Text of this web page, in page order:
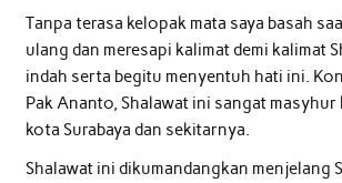
Tanpa terasa kelopak mata saya basah
ulang dan meresapi kalimat demi kalimat
indah serta begitu menyentuh hati ini.
Pak Ananto, Shalawat ini sangat
kota Surabaya dan sekitarnya.
Shalawat ini dikumandangkan menjelang